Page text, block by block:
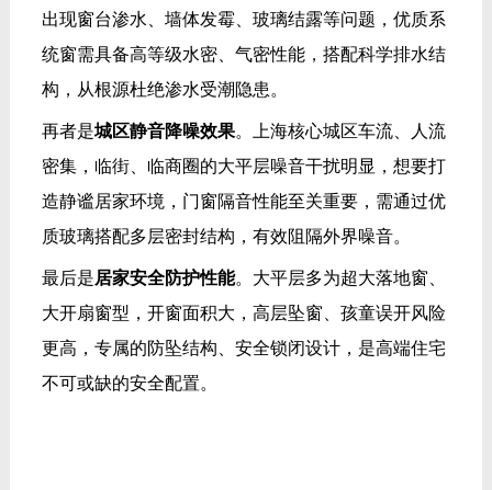
出现窗台渗水、墙体发霉、玻璃结露等问题，优质系
统窗需具备高等级水密、气密性能，搭配科学排水结
构，从根源杜绝渗水受潮隐患。
再者是城区静音降噪效果。上海核心城区车流、人流
密集，临街、临商圈的大平层噪音干扰明显，想要打
造静谧居家环境，门窗隔音性能至关重要，需通过优
质玻璃搭配多层密封结构，有效阻隔外界噪音。
最后是居家安全防护性能。大平层多为超大落地窗、
大开扇窗型，开窗面积大，高层坠窗、孩童误开风险
更高，专属的防坠结构、安全锁闭设计，是高端住宅
不可或缺的安全配置。